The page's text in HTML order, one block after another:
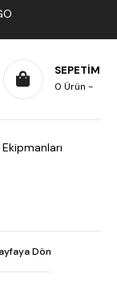
SEPETIM
0 Ürün
Dön